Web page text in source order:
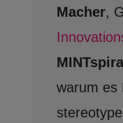
Macher,
warum es